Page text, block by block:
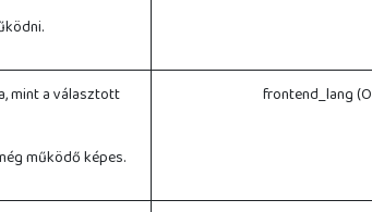
mint a választott
működő képes.
frontend_lang